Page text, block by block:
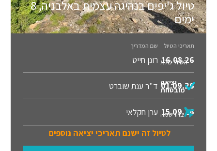
טיול ג'יפים בנהיגה עצמית באלבניה, 8
ימים
תאריכי הטיול שם המדריך
16.08.26 רונן חייט הטיול מלא
01.09.26 ד"ר ענת שוברט יציאה
מובטחת
15.09.26 ערן חקלאי בהרשמה
לטיול זה ישנם תאריכי יציאה נוספים